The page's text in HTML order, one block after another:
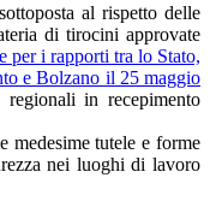
al rispetto delle
di tirocini approvate
per i rapporti tra lo Stato,
e Bolzano il 25 maggio
in recepimento
medesime tutele e forme
nei luoghi di lavoro